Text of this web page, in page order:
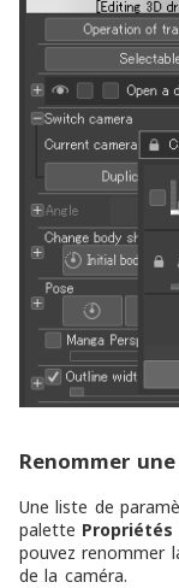
Renommer
Une liste de
palette Propriétés
pouvez renommer
de la caméra.